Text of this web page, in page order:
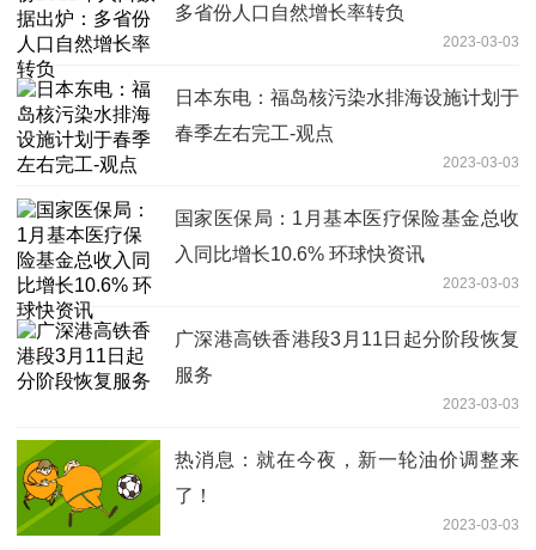
多省份人口自然增长率转负
2023-03-03
日本东电：福岛核污染水排海设施计划于
春季左右完工-观点
2023-03-03
国家医保局：1月基本医疗保险基金总收
入同比增长10.6% 环球快资讯
2023-03-03
广深港高铁香港段3月11日起分阶段恢复
服务
2023-03-03
热消息：就在今夜，新一轮油价调整来
了！
2023-03-03